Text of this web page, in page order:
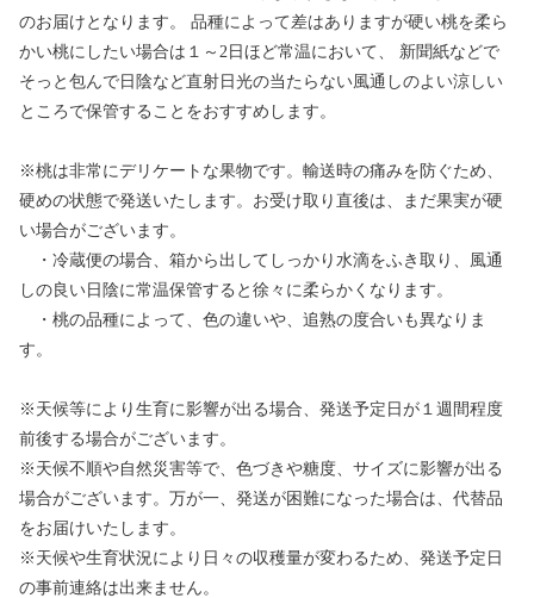
のお届けとなります。 品種によって差はありますが硬い桃を柔ら
かい桃にしたい場合は１～2日ほど常温において、 新聞紙などで
そっと包んで日陰など直射日光の当たらない風通しのよい涼しい
ところで保管することをおすすめします。
※桃は非常にデリケートな果物です。輸送時の痛みを防ぐため、
硬めの状態で発送いたします。お受け取り直後は、まだ果実が硬
い場合がございます。
・冷蔵便の場合、箱から出してしっかり水滴をふき取り、風通
しの良い日陰に常温保管すると徐々に柔らかくなります。
・桃の品種によって、色の違いや、追熟の度合いも異なりま
す。
※天候等により生育に影響が出る場合、発送予定日が１週間程度
前後する場合がございます。
※天候不順や自然災害等で、色づきや糖度、サイズに影響が出る
場合がございます。万が一、発送が困難になった場合は、代替品
をお届けいたします。
※天候や生育状況により日々の収穫量が変わるため、発送予定日
の事前連絡は出来ません。